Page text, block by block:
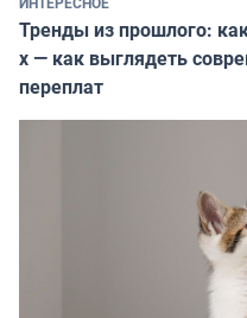
Тренды из прошлого:
х — как выглядеть
переплат